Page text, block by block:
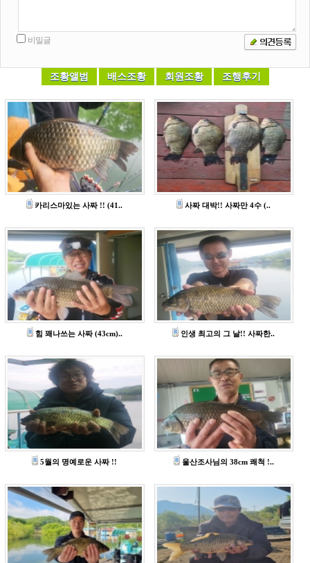
카리스마있는 사짜 !! (41.. 사짜 대박!! 사짜만 4수 (..
힘 꽤나쓰는 사짜 (43cm).. 인생 최고의 그 날!! 사짜한..
5월의 명예로운 사짜 !! 울산조사님의 38cm 쾌척 !..